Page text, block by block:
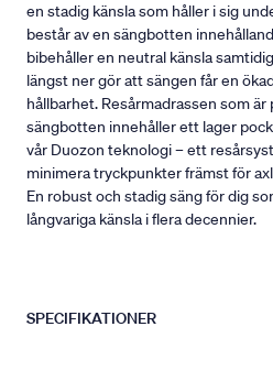
en stadig känsla som håller i sig
består av en sängbotten
bibehåller en neutral känsla
längst ner gör att sängen får en
hållbarhet. Resårmadrassen som är
sängbotten innehåller ett lager
vår Duozon teknologi – ett
minimera tryckpunkter främst för
En robust och stadig säng för dig
långvariga känsla i flera decennier.
SPECIFIKATIONER